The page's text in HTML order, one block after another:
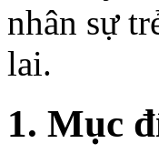
nhân sự
lai.
1. Mục